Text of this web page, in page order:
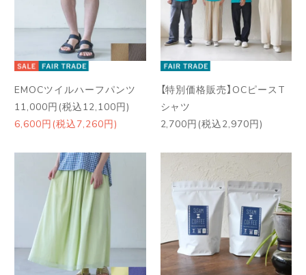
EMOCツイルハーフパンツ
11,000円(税込12,100円)
6,600円(税込7,260円)
【特別価格販売】OCピースT
シャツ
2,700円(税込2,970円)